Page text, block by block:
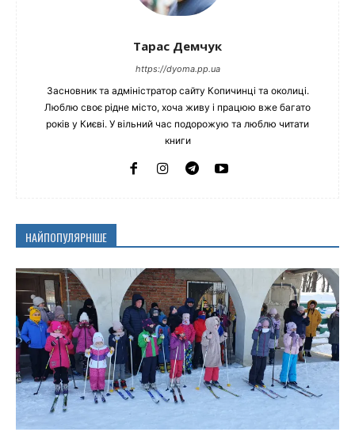
Тарас Демчук
https://dyoma.pp.ua
Засновник та адміністратор сайту Копичинці та околиці.
Люблю своє рідне місто, хоча живу і працюю вже багато
років у Києві. У вільний час подорожую та люблю читати
книги
НАЙПОПУЛЯРНІШЕ